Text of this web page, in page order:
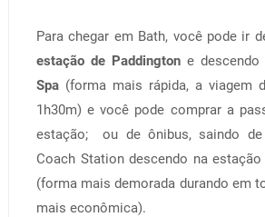
Para chegar em Bath, você pode ir
estação de Paddingtone descendo
Spa(forma mais rápida, a viagem
1h30m) e você pode comprar a
estação; ou de ônibus, saindo de
Coach Station descendo na
(forma mais demorada durando em
mais econômica).